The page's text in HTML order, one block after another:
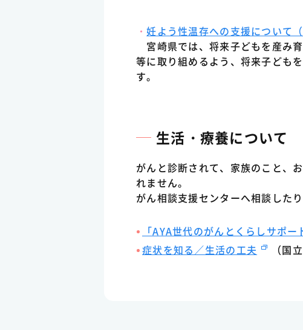
・妊よう性温存への支援について（
宮崎県では、将来子どもを産み
等に取り組めるよう、将来子ども
す。
生活・療養について
がんと診断されて、家族のこと、
れません。
がん相談支援センターへ相談した
「AYA世代のがんとくらしサポー
症状を知る／生活の工夫
（国